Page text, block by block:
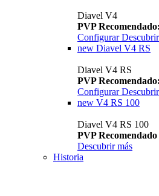
Diavel V4
PVP
Configurar
new Diavel V4 RS
Diavel V4 RS
PVP
Configurar
new V4 RS 100
Diavel V4 RS 100
PVP Recomendado
Descubrir más
Historia